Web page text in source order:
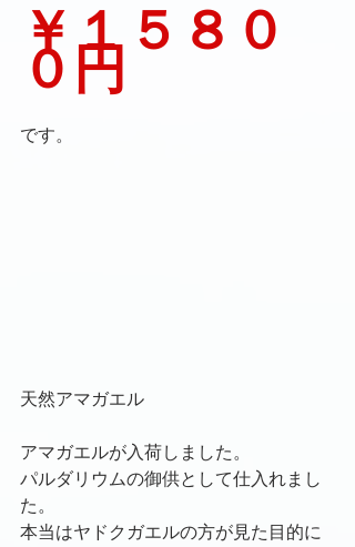
￥１５８０
０円
です。
天然アマガエル
アマガエルが入荷しました。
パルダリウムの御供として仕入れまし
た。
本当はヤドクガエルの方が見た目的に